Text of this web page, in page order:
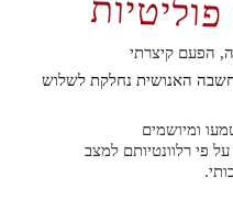
הפעם קיצרתי
האנושית נחלקת לשלוש
ומיושמים
פי רלוונטיותם למצב